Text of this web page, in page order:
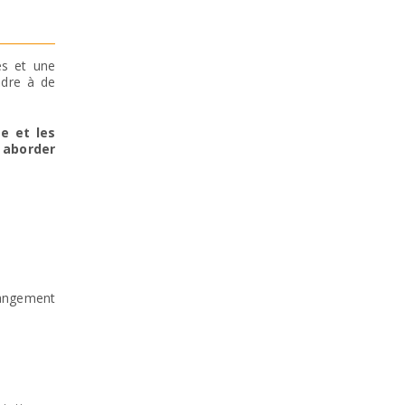
et une
à de
et les